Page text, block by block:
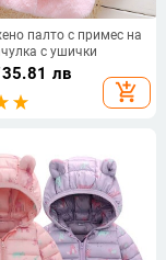
палто с примес на
с ушички
35.81 лв
add_shopping_cart